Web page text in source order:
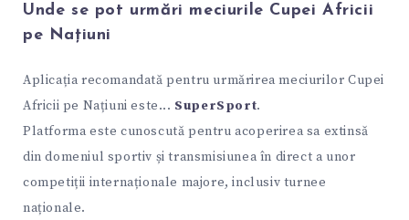
Unde se pot urmări meciurile Cupei Africii
pe Națiuni
Aplicația recomandată pentru urmărirea meciurilor Cupei
Africii pe Națiuni este... SuperSport.
Platforma este cunoscută pentru acoperirea sa extinsă
din domeniul sportiv și transmisiunea în direct a unor
competiții internaționale majore, inclusiv turnee
naționale.